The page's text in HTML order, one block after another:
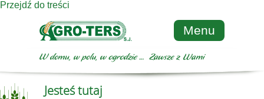
Przejdź do treści
Menu
Jesteś tutaj